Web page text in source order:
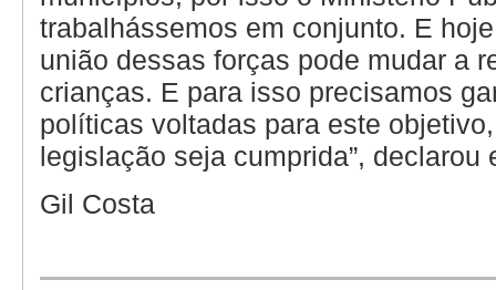
trabalhássemos em conjunto. E
união dessas forças pode mudar a
crianças. E para isso precisamos
políticas voltadas para este
legislação seja cumprida”, declarou
Gil Costa